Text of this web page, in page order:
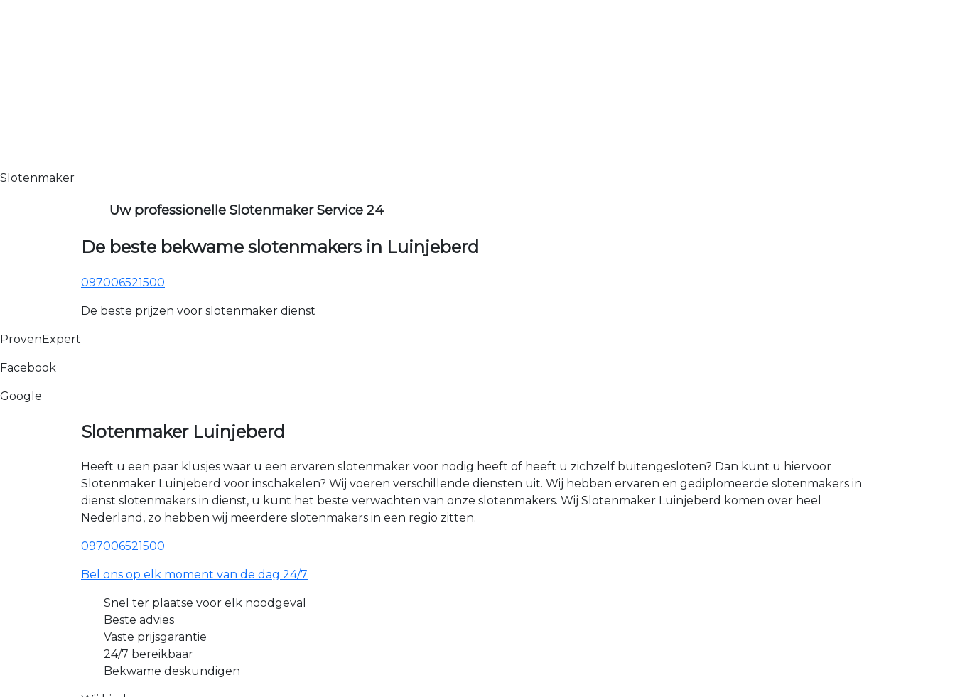
Slotenmaker
Uw professionelle Slotenmaker Service 24
De beste bekwame slotenmakers in Luinjeberd
097006521500
De beste prijzen voor slotenmaker dienst
ProvenExpert
Facebook
Google
Slotenmaker Luinjeberd
Heeft u een paar klusjes waar u een ervaren slotenmaker voor nodig heeft of heeft u zichzelf buitengesloten? Dan kunt u hiervoor
Slotenmaker Luinjeberd voor inschakelen? Wij voeren verschillende diensten uit. Wij hebben ervaren en gediplomeerde slotenmakers in
dienst slotenmakers in dienst, u kunt het beste verwachten van onze slotenmakers. Wij Slotenmaker Luinjeberd komen over heel
Nederland, zo hebben wij meerdere slotenmakers in een regio zitten.
097006521500
Bel ons op elk moment van de dag 24/7
Snel ter plaatse voor elk noodgeval
Beste advies
Vaste prijsgarantie
24/7 bereikbaar
Bekwame deskundigen